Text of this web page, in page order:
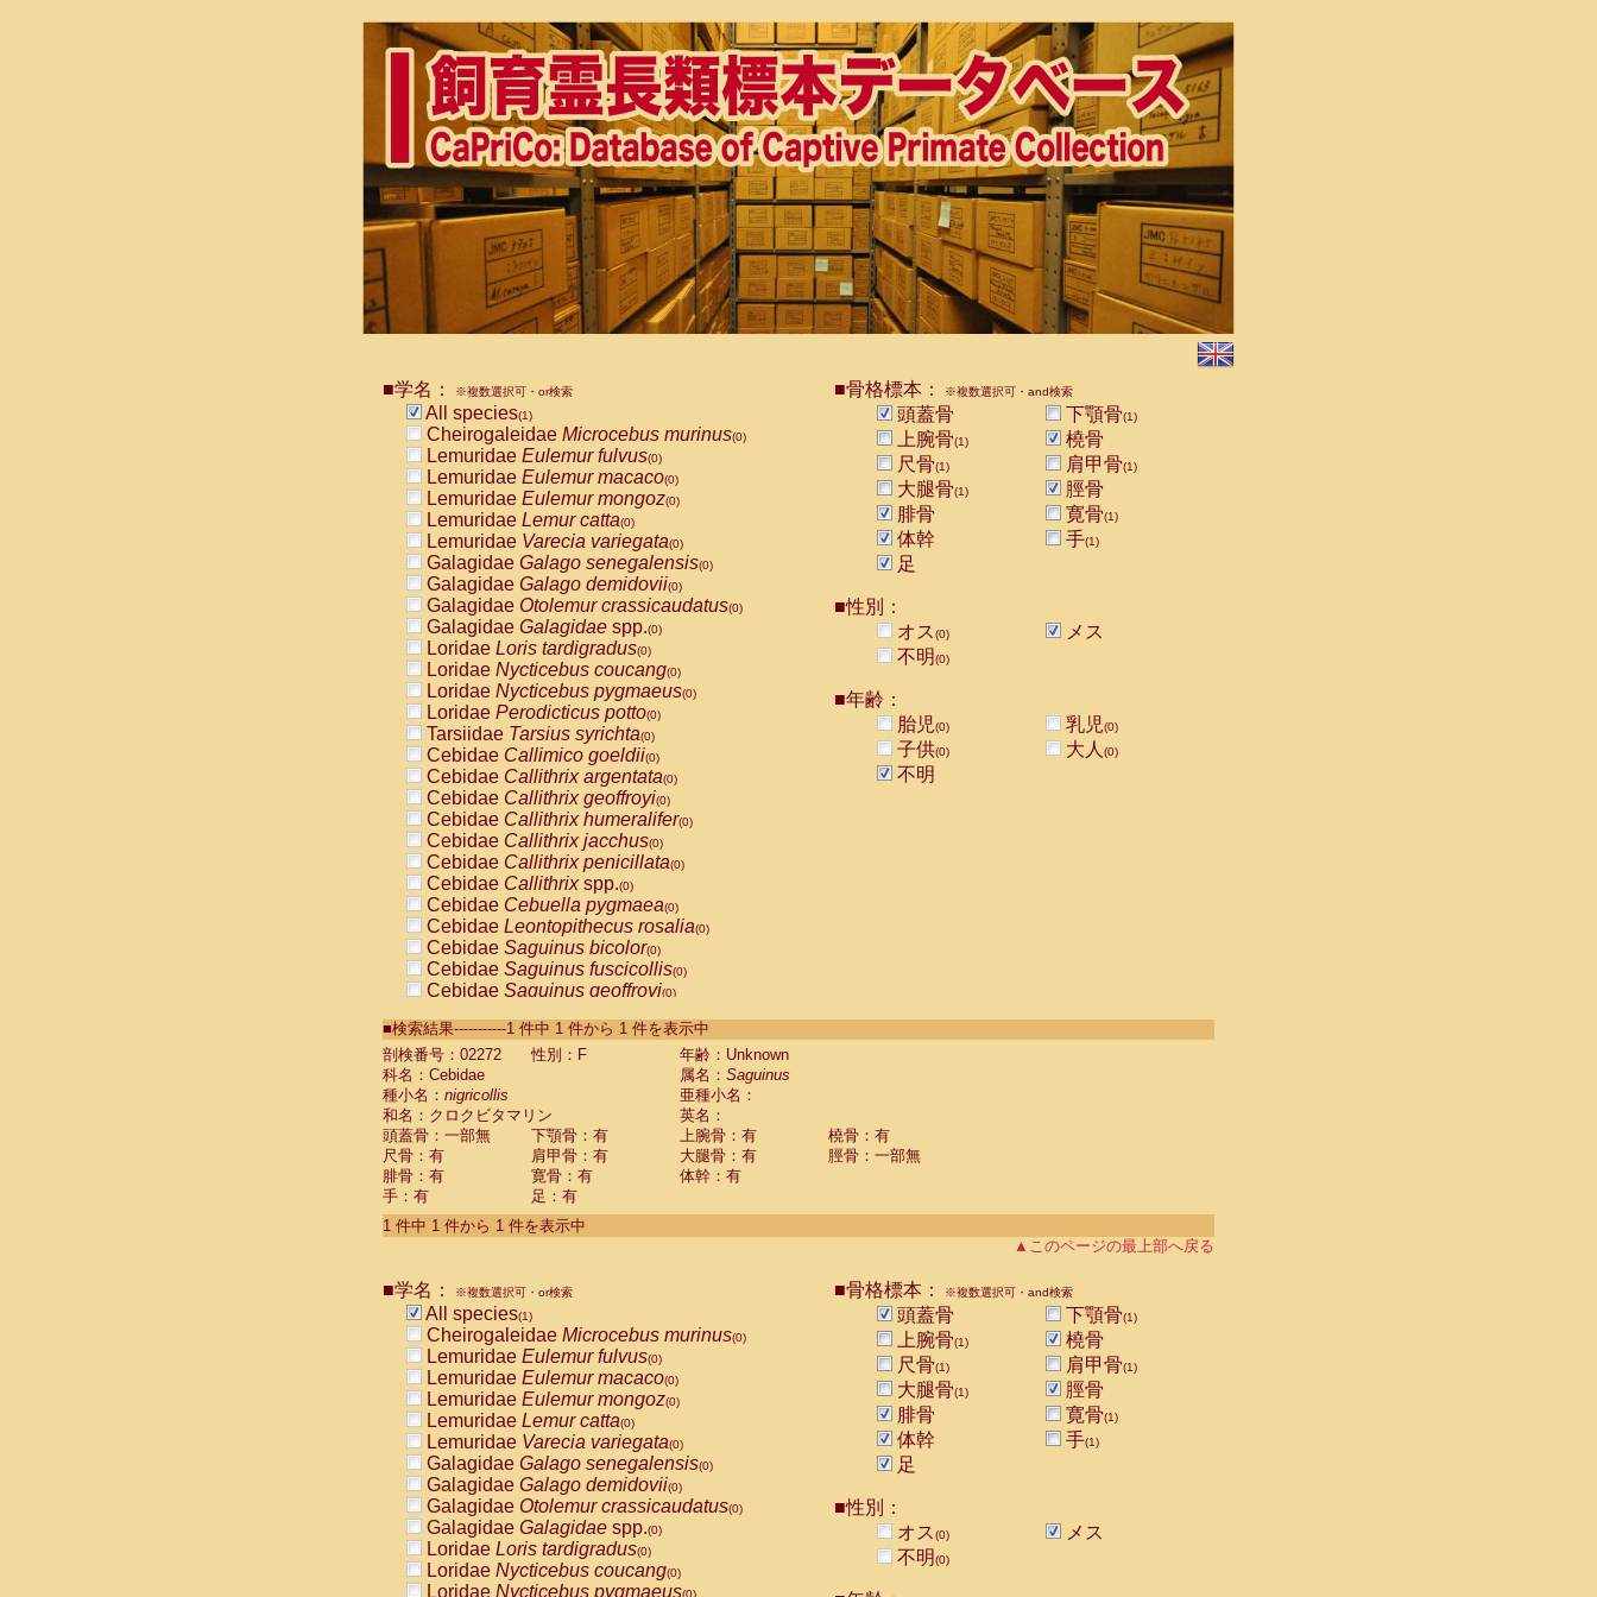
■学名： ※複数選択可・or検索
All species(1)
Cheirogaleidae Microcebus murinus(0)
Lemuridae Eulemur fulvus(0)
Lemuridae Eulemur macaco(0)
Lemuridae Eulemur mongoz(0)
Lemuridae Lemur catta(0)
Lemuridae Varecia variegata(0)
Galagidae Galago senegalensis(0)
Galagidae Galago demidovii(0)
Galagidae Otolemur crassicaudatus(0)
Galagidae Galagidae spp.(0)
Loridae Loris tardigradus(0)
Loridae Nycticebus coucang(0)
Loridae Nycticebus pygmaeus(0)
Loridae Perodicticus potto(0)
Tarsiidae Tarsius syrichta(0)
Cebidae Callimico goeldii(0)
Cebidae Callithrix argentata(0)
Cebidae Callithrix geoffroyi(0)
Cebidae Callithrix humeralifer(0)
Cebidae Callithrix jacchus(0)
Cebidae Callithrix penicillata(0)
Cebidae Callithrixspp.(0)
Cebidae Cebuella pygmaea(0)
Cebidae Leontopithecus rosalia(0)
Cebidae Saguinus bicolor(0)
Cebidae Saguinus fuscicollis(0)
Cebidae Saguinus geoffroyi(0)
CebidaeSaguinus labiatus(0)
Cebidae Saguinus leucopus (0)
Cebidae
CebidaeSaguinus mystax
CebidaeSaguinus nigricollis (1)
Cebidae Saguinus oedipus
Cebidae Saguinus weddelli
Cebidae Saguinusspp.
Cebidae Aotus trivirgatus
Cebidae Cebus albifrons
CebidaeCebus nigrivittatus
CebidaeCebus
CebidaeSaimiri boliviensis(0)
CebidaeSaimiri sciureus(0)
AtelidaeAlouatta caraya(0)
AtelidaeAlouatta fusca(0)
AtelidaeAlouatta seniculus
AtelidaeAlouattaspp.(0)
AtelidaeAteles belzebuth(0)
AtelidaeAteles geoffroyi(0)
AtelidaeAteles paniscus(0)
AtelidaeAtelesspp.(0)
Atelidae Lagothrix lagothricha
AtelidaeLagothrix lagothricha cana
PitheciidaeCacajao calvus rubicundus
■骨格標本： ※複数選択可・and検索
頭蓋骨 下顎骨(1)
上腕骨(1)
橈骨
尺骨(1) 肩甲骨(1)
大腿骨(1)
脛骨
腓骨
寛骨(1)
体幹 手(1)
足
■性別：
オス(0)
メス
不明(0)
■年齢：
胎児(0) 乳児(0)
子供(0) 大人 (0)
不明
■検索結果-----------1 件中 1 件から 1 件を表示中
剖検番号：02272
性別：F
年齢：Unknown
科名：Cebidae
属名： Saguinus
種小名： nigricollis
亜種小名：
和名：クロクビタマリン
英名：
頭蓋骨：一部無
下顎骨：有 上腕骨：有
橈骨：有
尺骨：有
肩甲骨：有 大腿骨：有
脛骨：一部無
腓骨：有
寛骨：有
体幹：有
手：有
足：有
1 件中 1 件から 1 件を表示中
▲このページの最上部へ戻る
■学名： ※複数選択可・or検索
All species(1)
Cheirogaleidae Microcebus murinus(0)
Lemuridae Eulemur fulvus(0)
Lemuridae Eulemur macaco(0)
Lemuridae Eulemur mongoz(0)
Lemuridae Lemur catta(0)
Lemuridae Varecia variegata(0)
Galagidae Galago senegalensis(0)
Galagidae Galago demidovii(0)
Galagidae Otolemur crassicaudatus(0)
Galagidae Galagidae spp.(0)
Loridae Loris tardigradus(0)
Loridae Nycticebus coucang(0)
Loridae Nycticebus pygmaeus(0)
■骨格標本： ※複数選択可・and検索
頭蓋骨 下顎骨(1)
上腕骨(1)
橈骨
尺骨(1) 肩甲骨(1)
大腿骨(1)
脛骨
腓骨
寛骨(1)
体幹 手(1)
足
■性別：
オス(0)
メス
不明(0)